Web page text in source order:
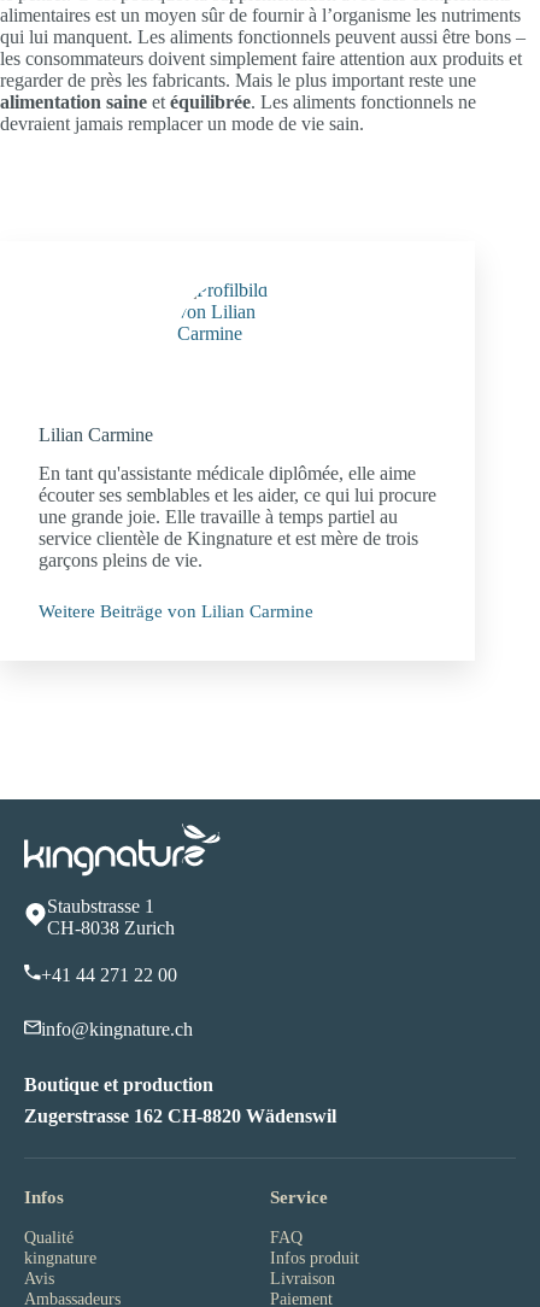
alimentaires est un moyen sûr de fournir à l’organisme les nutriments
qui lui manquent. Les aliments fonctionnels peuvent aussi être bons –
les consommateurs doivent simplement faire attention aux produits et
regarder de près les fabricants. Mais le plus important reste une
alimentation saine et équilibrée. Les aliments fonctionnels ne
devraient jamais remplacer un mode de vie sain.
Lilian Carmine
En tant qu'assistante médicale diplômée, elle aime
écouter ses semblables et les aider, ce qui lui procure
une grande joie. Elle travaille à temps partiel au
service clientèle de Kingnature et est mère de trois
garçons pleins de vie.
Weitere Beiträge von Lilian Carmine
Staubstrasse 1
CH-8038 Zurich
+41 44 271 22 00
info@kingnature.ch
Boutique et production
Zugerstrasse 162 CH-8820 Wädenswil
Infos
Qualité
kingnature
Avis
Ambassadeurs
Service
FAQ
Infos produit
Livraison
Paiement